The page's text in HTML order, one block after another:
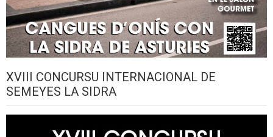
XVIII CONCURSU INTERNACIONAL DE
SEMEYES LA SIDRA